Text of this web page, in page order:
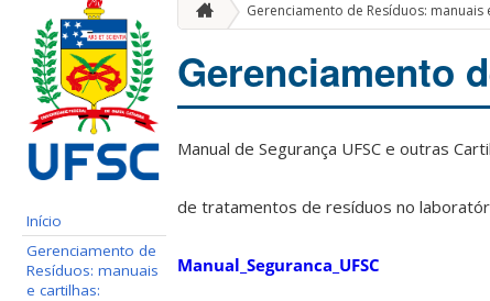
Início
Gerenciamento de
Resíduos: manuais
e cartilhas:
Gerenciamento de Resíduos: manuais
Gerenciamento
Manual de Segurança UFSC e outras
de tratamentos de resíduos no
Manual_Seguranca_UFSC